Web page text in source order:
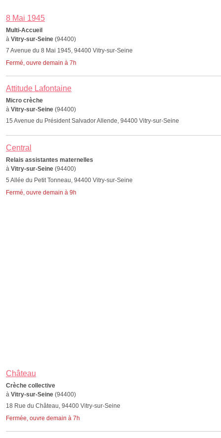
8 Mai 1945
Multi-Accueil
à Vitry-sur-Seine (94400)
7 Avenue du 8 Mai 1945, 94400 Vitry-sur-Seine
Fermé, ouvre demain à 7h
Attitude Lafontaine
Micro crèche
à Vitry-sur-Seine (94400)
15 Avenue du Président Salvador Allende, 94400 Vitry-sur-Seine
Central
Relais assistantes maternelles
à Vitry-sur-Seine (94400)
5 Allée du Petit Tonneau, 94400 Vitry-sur-Seine
Fermé, ouvre demain à 9h
Château
Crèche collective
à Vitry-sur-Seine (94400)
18 Rue du Château, 94400 Vitry-sur-Seine
Fermée, ouvre demain à 7h